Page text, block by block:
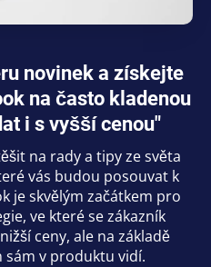
novinek a získejte
na často kladenou
i s vyšší cenou"
na rady a tipy ze světa
vás budou posouvat k
je skvělým začátkem pro
ve které se zákazník
ceny, ale na základě
v produktu vidí.